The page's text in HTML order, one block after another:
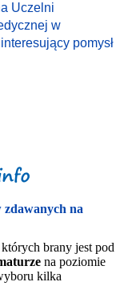
Uczelni
w
pomysł
na
brany jest pod
na poziomie
kilka